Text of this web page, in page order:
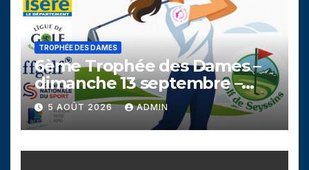
TROPHÉE DES DAMES
6ème Trophée des Dames –
dimanche 13 septembre –
Golf de Seyssins
5 AOÛT 2026 ADMIN